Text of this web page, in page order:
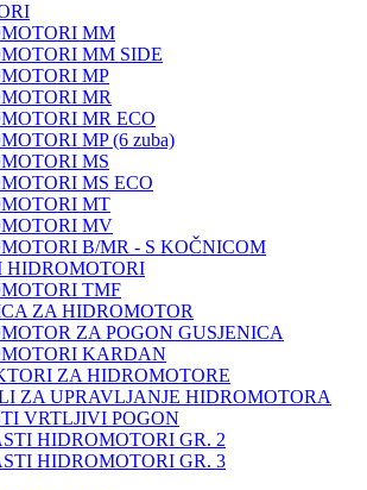
MM
MM SIDE
MP
MR
MR ECO
MP (6 zuba)
MS
MS ECO
MT
MV
B/MR - S KOČNICOM
HIDROMOTORI
TMF
ZA HIDROMOTOR
ZA POGON GUSJENICA
KARDAN
ZA HIDROMOTORE
ZA UPRAVLJANJE HIDROMOTORA
VRTLJIVI POGON
HIDROMOTORI GR. 2
HIDROMOTORI GR. 3